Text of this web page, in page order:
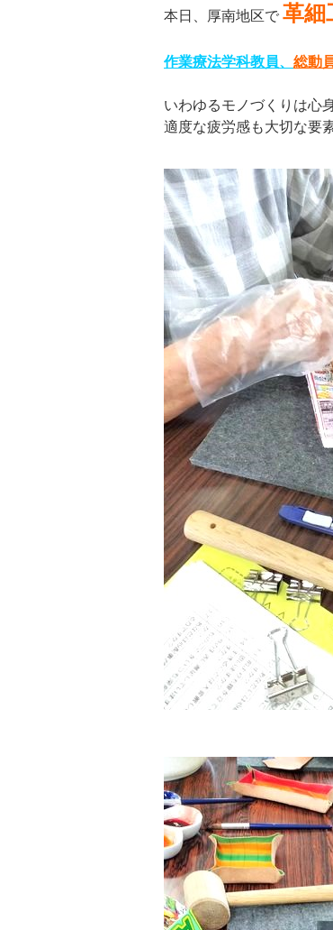
本日、厚南地区で 革細
作業療法学科教員、 総動
いわゆるモノづくりは心
適度な疲労感も大切な要